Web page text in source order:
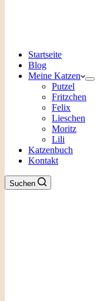
Startseite
Blog
Meine Katzen
Putzel
Fritzchen
Felix
Lieschen
Moritz
Lili
Katzenbuch
Kontakt
Suchen